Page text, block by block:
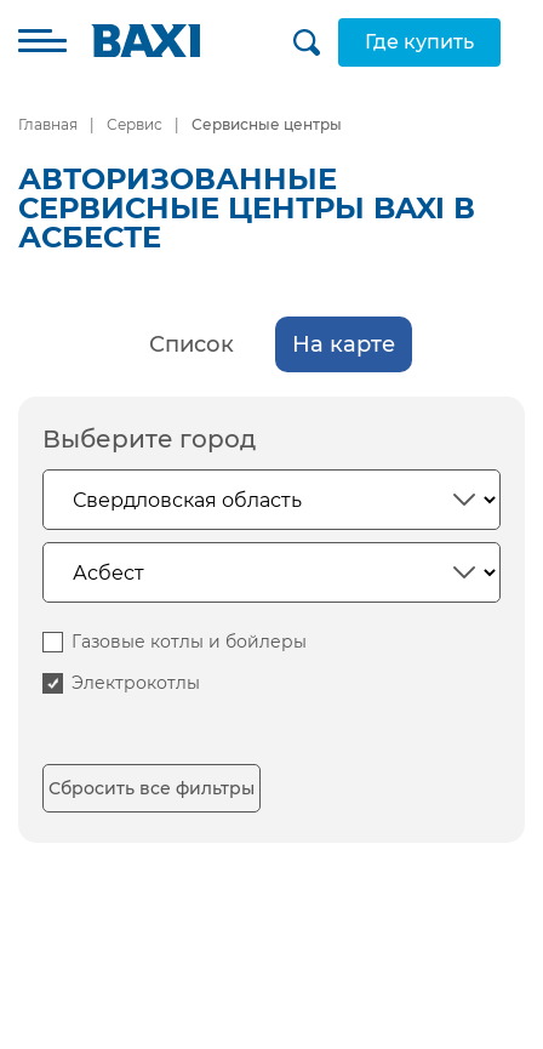
Где купить
Главная Сервис Сервисные центры
АВТОРИЗОВАННЫЕ
СЕРВИСНЫЕ ЦЕНТРЫ BAXI В
АСБЕСТЕ
Список На карте
Выберите город
Газовые котлы и бойлеры
Электрокотлы
Сбросить все фильтры